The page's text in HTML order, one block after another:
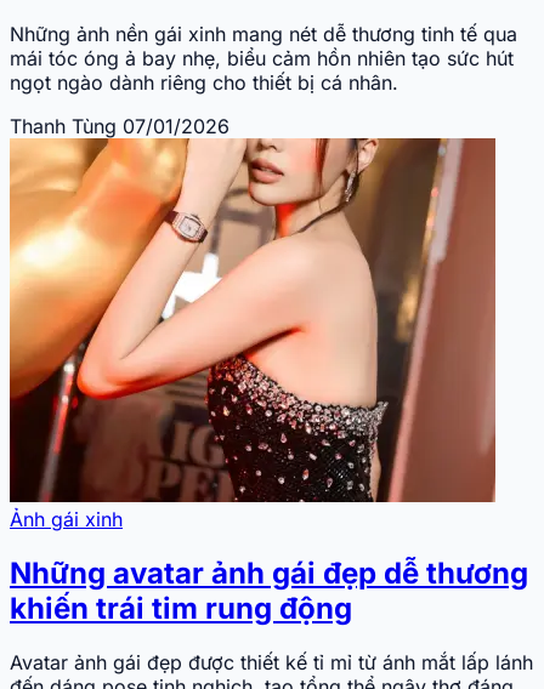
Những ảnh nền gái xinh mang nét dễ thương tinh tế qua
mái tóc óng ả bay nhẹ, biểu cảm hồn nhiên tạo sức hút
ngọt ngào dành riêng cho thiết bị cá nhân.
Thanh Tùng 07/01/2026
Ảnh gái xinh
Những avatar ảnh gái đẹp dễ thương
khiến trái tim rung động
Avatar ảnh gái đẹp được thiết kế tỉ mỉ từ ánh mắt lấp lánh